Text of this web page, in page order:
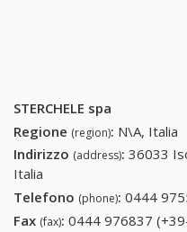
STERCHELE spa
Regione (region): N\A, Italia
Indirizzo (address): 36033
Italia
Telefono (phone): 0444
Fax (fax): 0444 976837